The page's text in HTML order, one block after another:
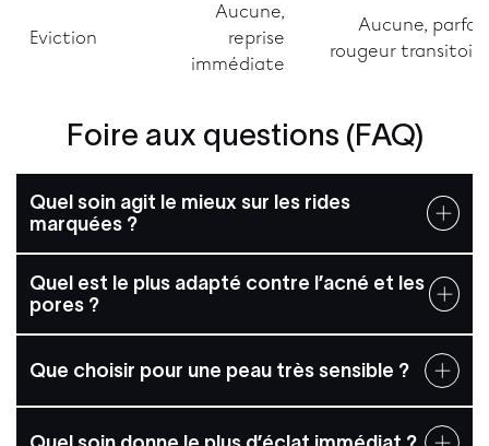
Eviction
Aucune,
reprise
immédiate
Aucune, parfois
rougeur transitoire
Foire aux questions (FAQ)
Quel soin agit le mieux sur les rides
marquées ?
Quel est le plus adapté contre l’acné et les
pores ?
Que choisir pour une peau très sensible ?